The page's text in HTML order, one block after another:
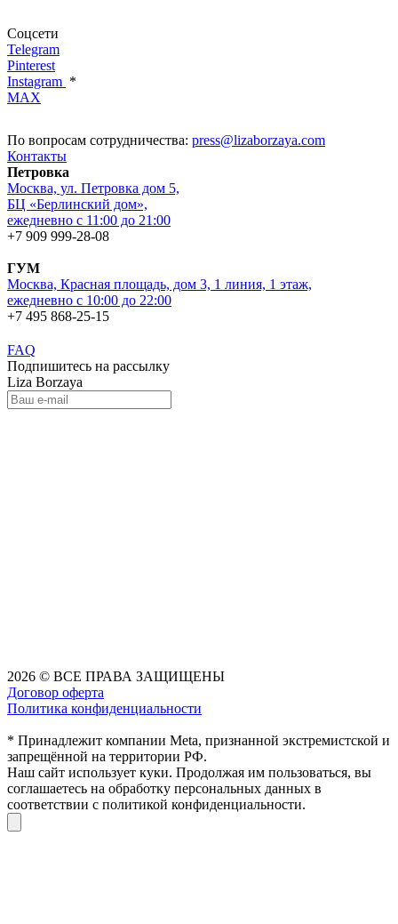
Соцсети
Telegram
Pinterest
Instagram *
MAX
По вопросам сотрудничества: press@lizaborzaya.com
Контакты
Петровка
Москва, ул. Петровка дом 5,
БЦ «Берлинский дом»,
ежедневно с 11:00 до 21:00
+7 909 999-28-08
ГУМ
Москва, Красная площадь, дом 3, 1 линия, 1 этаж,
ежедневно с 10:00 до 22:00
+7 495 868-25-15
FAQ
Подпишитесь на рассылку
Liza Borzaya
2026 © ВСЕ ПРАВА ЗАЩИЩЕНЫ
Договор оферта
Политика конфиденциальности
* Принадлежит компании Meta, признанной экстремистской и
запрещённой на территории РФ.
Наш сайт использует куки. Продолжая им пользоваться, вы
соглашаетесь на обработку персональных данных в
соответствии с политикой конфиденциальности.